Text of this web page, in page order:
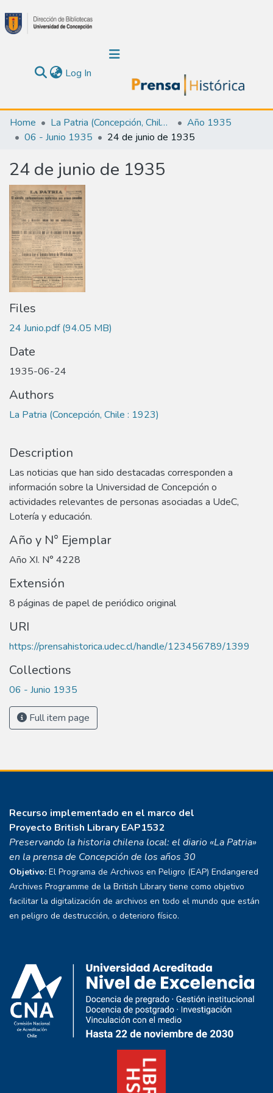
Log In(current)
Communities & Collections
Calendar
All of DSpace
Statistics
Home La Patria (Concepción, Chile : 1923)
Año 1935
06 - Junio 1935
24 de junio de 1935
24 de junio de 1935
Files
24 Junio.pdf(94.05 MB)
Date
1935-06-24
Authors
La Patria (Concepción, Chile : 1923)
Description
Las noticias que han sido destacadas corresponden a
información sobre la Universidad de Concepción o
actividades relevantes de personas asociadas a UdeC,
Lotería y educación.
Año y N° Ejemplar
Año XI. N° 4228
Extensión
8 páginas de papel de periódico original
URI
https://prensahistorica.udec.cl/handle/123456789/1399
Collections
06 - Junio 1935
Full item page
Recurso implementado en el marco del
Proyecto British Library EAP1532
Preservando la historia chilena local: el diario «La Patria»
en la prensa de Concepción de los años 30
Objetivo: El Programa de Archivos en Peligro (EAP) Endangered
Archives Programme de la British Library tiene como objetivo
facilitar la digitalización de archivos en todo el mundo que están
en peligro de destrucción, o deterioro físico.